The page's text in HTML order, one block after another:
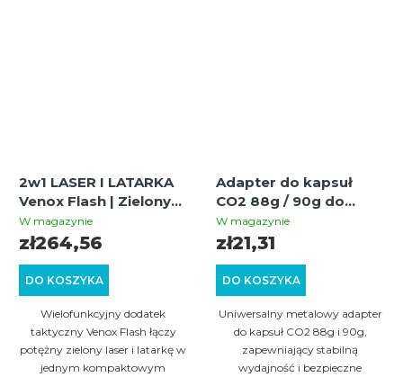
2w1 LASER I LATARKA
Venox Flash | Zielony
laser na RIS 22 mm
W magazynie
DO KOSZYKA
zł264,56
Wielofunkcyjny dodatek
taktyczny Venox Flash łączy
potężny zielony laser i latarkę w
jednym kompaktowym
Adapter do kapsuł
CO2 88g / 90g do
paintballa, wiatrówek i
broni T4E
W magazynie
DO KOSZYKA
zł21,31
Uniwersalny metalowy adapter
do kapsuł CO2 88g i 90g,
zapewniający stabilną
wydajność i bezpieczne